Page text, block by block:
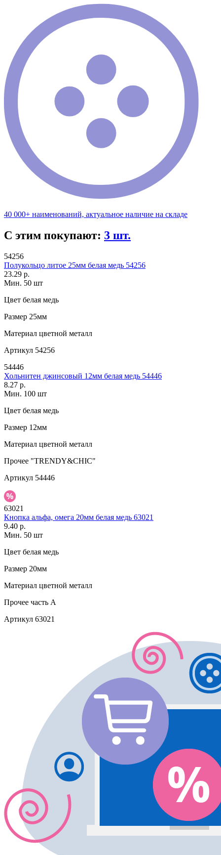
40 000+ наименований, актуальное наличие на складе
С этим покупают: 3 шт.
54256
Полукольцо литое 25мм белая медь 54256
23.29 р.
Мин. 50 шт
Цвет белая медь
Размер 25мм
Материал цветной металл
Артикул 54256
54446
Хольнитен джинсовый 12мм белая медь 54446
8.27 р.
Мин. 100 шт
Цвет белая медь
Размер 12мм
Материал цветной металл
Прочее "TRENDY&CHIC"
Артикул 54446
63021
Кнопка альфа, омега 20мм белая медь 63021
9.40 р.
Мин. 50 шт
Цвет белая медь
Размер 20мм
Материал цветной металл
Прочее часть A
Артикул 63021